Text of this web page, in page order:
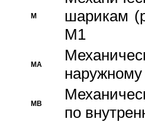
M
шарикам
M1
MA
наружному
MB
по